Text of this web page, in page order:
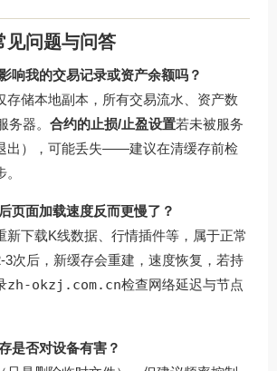
见问题与问答
响我的交易记录或资产余额吗？
存储本地副本，所有交易流水、资产数
务器。 合约的止损/止盈设置若未被服务
出），可能丢失——建议在清缓存前检
页面加载速度反而更慢了？
新下载K线数据、行情插件等，属于正常
3次后，新缓存会重建，速度恢复，若持
zh-okzj.com.cn检查网络延迟与节点
是否对设备有害？